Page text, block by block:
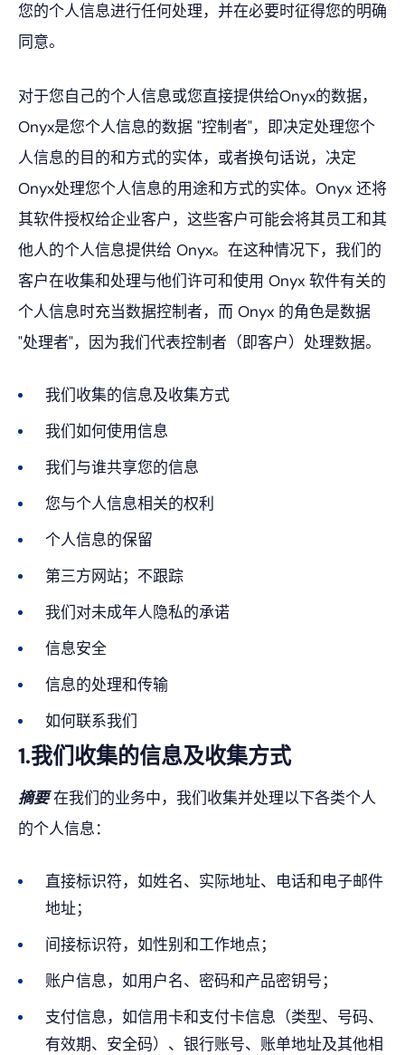
您的个人信息进行任何处理，并在必要时征得您的明确
同意。
对于您自己的个人信息或您直接提供给Onyx的数据，
Onyx是您个人信息的数据 "控制者"，即决定处理您个
人信息的目的和方式的实体，或者换句话说，决定
Onyx处理您个人信息的用途和方式的实体。Onyx 还将
其软件授权给企业客户，这些客户可能会将其员工和其
他人的个人信息提供给 Onyx。在这种情况下，我们的
客户在收集和处理与他们许可和使用 Onyx 软件有关的
个人信息时充当数据控制者，而 Onyx 的角色是数据
"处理者"，因为我们代表控制者（即客户）处理数据。
我们收集的信息及收集方式
我们如何使用信息
我们与谁共享您的信息
您与个人信息相关的权利
个人信息的保留
第三方网站；不跟踪
我们对未成年人隐私的承诺
信息安全
信息的处理和传输
如何联系我们
1.我们收集的信息及收集方式
摘要在我们的业务中，我们收集并处理以下各类个人
的个人信息：
直接标识符，如姓名、实际地址、电话和电子邮件
地址；
间接标识符，如性别和工作地点；
账户信息，如用户名、密码和产品密钥号；
支付信息，如信用卡和支付卡信息（类型、号码、
有效期、安全码）、银行账号、账单地址及其他相